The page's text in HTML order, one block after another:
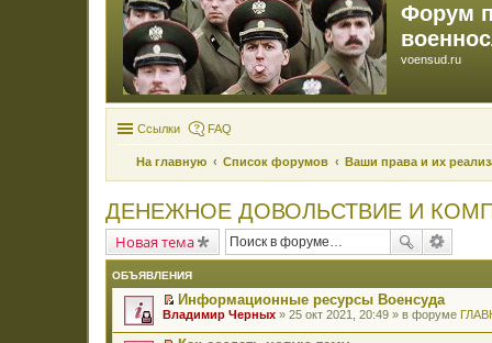
Форум
voensud.ru
Ссылки FAQ
На главную Список форумов Ваши права и их
ДЕНЕЖНОЕ ДОВОЛЬСТВИЕ И
Новая тема
ОБЪЯВЛЕНИЯ
П
р
Информационные ресурсы Военсуда
Владимир Черных » 25 окт 2021, 20:49 » в форуме